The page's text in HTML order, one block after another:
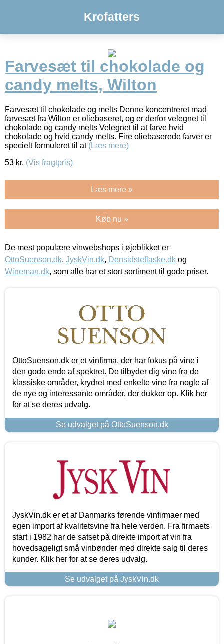
Krofatters
Farvesæt til chokolade og
candy melts, Wilton
Farvesæt til chokolade og melts Denne koncentreret mad
farvesæt fra Wilton er oliebaseret, og er derfor velegnet til
chokolade og candy melts Velegnet til at farve hvid
chokolade og hvid candy melts. Fire oliebaserede farver er
specielt formuleret til at (Læs mere)
53 kr. (Vis fragtpris)
Læs mere »
Køb nu »
De mest populære vinwebshops i øjeblikket er
OttoSuenson.dk, JyskVin.dk, Densidsteflaske.dk og
Wineman.dk, som alle har et stort sortiment til gode priser.
OttoSuenson.dk er et vinfirma, der har fokus på vine i
den gode ende af spektret. De tilbyder dig vine fra de
klassiske områder, krydret med enkelte vine fra nogle af
de nye og interessante områder, der dukker op. Klik her
for at se deres udvalg.
Se udvalget på OttoSuenson.dk
JyskVin.dk er et af Danmarks førende vinfirmaer med
egen import af kvalitetsvine fra hele verden. Fra firmaets
start i 1982 har de satset på direkte import af vin fra
hovedsageligt små vinbønder med direkte salg til deres
kunder. Klik her for at se deres udvalg.
Se udvalget på JyskVin.dk